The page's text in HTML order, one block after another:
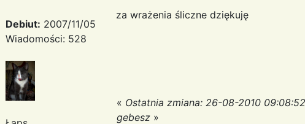
Debiut: 2007/11/05
Wiadomości: 528
za wrażenia śliczne dziękuję
« Ostatnia zmiana: 26-08-2010
gebesz »